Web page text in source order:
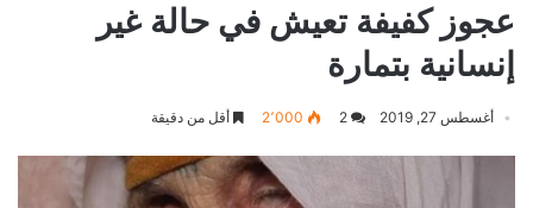
عجوز كفيفة تعيش في حالة غير
إنسانية بتمارة
أغسطس 27, 2019 2٬000 أقل من دقيقة